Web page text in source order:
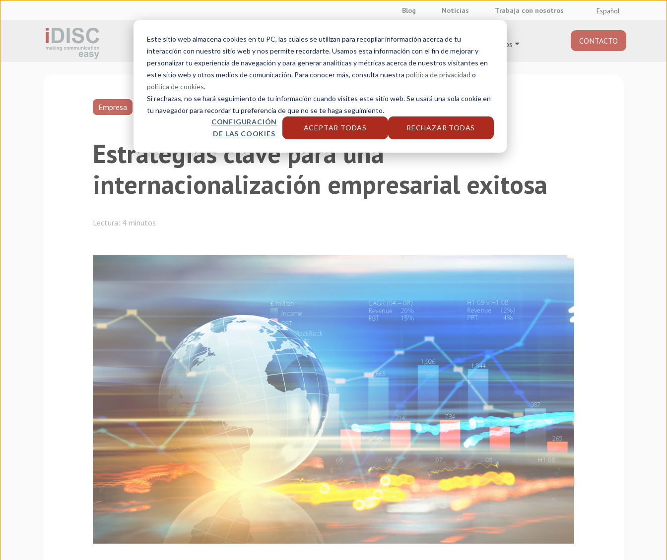
Este sitio web almacena cookies en tu PC, las cuales se utilizan para recopilar información acerca de tu
interacción con nuestro sitio web y nos permite recordarte. Usamos esta información con el fin de mejorar y
personalizar tu experiencia de navegación y para generar analíticas y métricas acerca de nuestros visitantes en
este sitio web y otros medios de comunicación. Para conocer más, consulta nuestra política de privacidad o
política de cookies.
Si rechazas, no se hará seguimiento de tu información cuando visites este sitio web. Se usará una sola cookie en
tu navegador para recordar tu preferencia de que no se te haga seguimiento.
CONFIGURACIÓN
DE LAS COOKIES
ACEPTAR TODAS RECHAZAR TODAS
Blog Noticias Trabaja con nosotros Español
Traducción jurada Servicios linguísticos Sectores Soluciones Sobre nosotros CONTACTO
Empresa Marketing internacional
Estrategias clave para una
internacionalización empresarial exitosa
Lectura: 4 minutos